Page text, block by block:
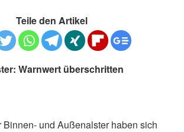
Teile den Artikel
Warnwert überschritten
Binnen- und Außenalster haben sich